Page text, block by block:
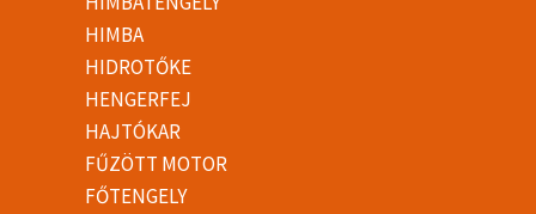
HIMBA
HIDROTŐKE
HENGERFEJ
HAJTÓKAR
FŰZÖTT MOTOR
FŐTENGELY